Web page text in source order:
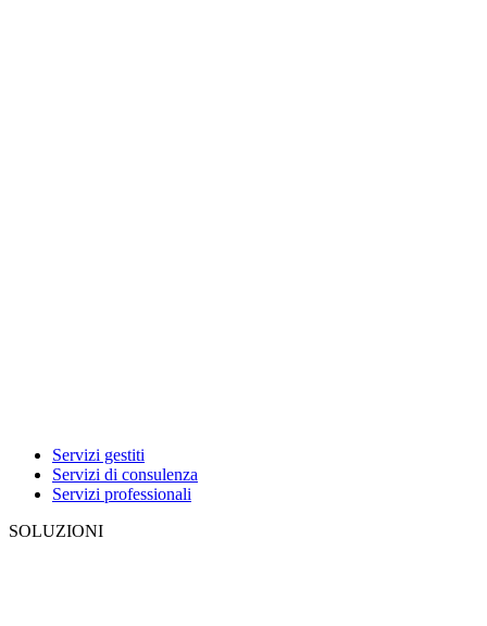
Servizi gestiti
Servizi di consulenza
Servizi professionali
SOLUZIONI